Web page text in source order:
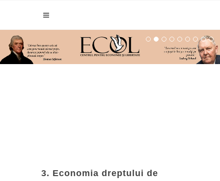
3. Economia dreptului de